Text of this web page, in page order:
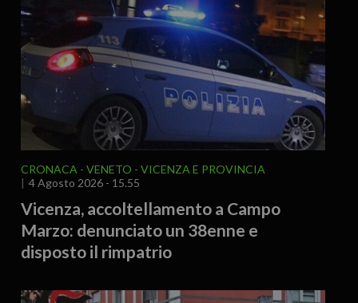
CRONACA VENETO
VICENZA E PROVINCIA
4 Agosto 2026 - 15.55
Vicenza, accoltellamento a Campo
Marzo: denunciato un 38enne e
disposto il rimpatrio